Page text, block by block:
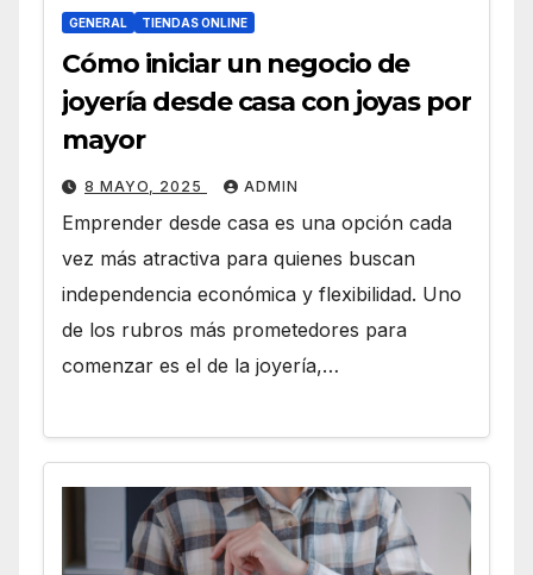
GENERAL TIENDAS ONLINE
Cómo iniciar un negocio de
joyería desde casa con joyas por
mayor
8 MAYO, 2025 ADMIN
Emprender desde casa es una opción cada
vez más atractiva para quienes buscan
independencia económica y flexibilidad. Uno
de los rubros más prometedores para
comenzar es el de la joyería,…